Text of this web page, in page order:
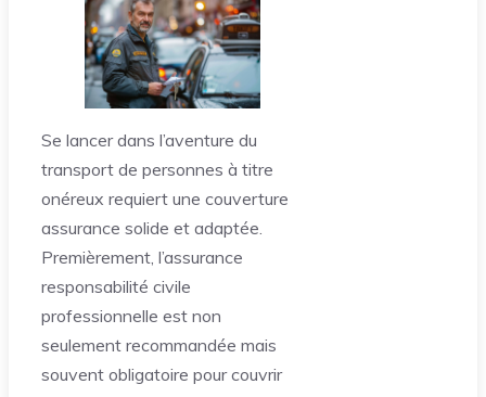
Se lancer dans l’aventure du
transport de personnes à titre
onéreux requiert une couverture
assurance solide et adaptée.
Premièrement, l’assurance
responsabilité civile
professionnelle est non
seulement recommandée mais
souvent obligatoire pour couvrir